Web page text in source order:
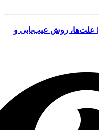
آموزش تغییر بوت سرور استوک HP | علت‌ها، روش عیب‌یابی و